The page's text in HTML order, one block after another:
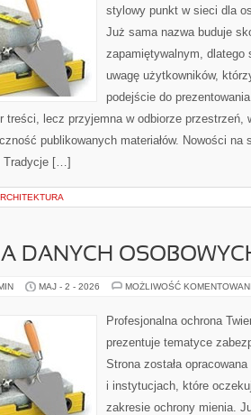
stylowy punkt w sieci dla
Już sama nazwa buduje
zapamiętywalnym, dlatego
uwagę użytkowników,
podejście do
treści, lecz przyjemna w odbiorze przestrzeń,
publikowanych materiałów. Nowości na
Tradycje […]
DANYCH
MAJ - 2 - 2026 MOŻLIWOŚĆ
Profesjonalna ochrona
prezentuje tematyce
Strona została
i instytucjach, które
zakresie ochrony mienia.